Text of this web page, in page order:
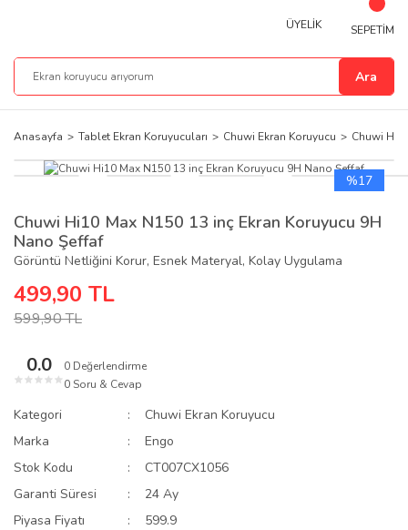
Ara
ÜYELİK SEPETİM
Anasayfa Tablet Ekran Koruyucuları Chuwi Ekran Koruyucu Chuwi
%17
Chuwi Hi10 Max N150 13 inç Ekran Koruyucu 9H
Nano Şeffaf
Görüntü Netliğini Korur, Esnek Materyal, Kolay Uygulama
499,90 TL
599,90 TL
0.0
★ ★ ★ ★ ★
0 Değerlendirme
0 Soru & Cevap
Kategori
Chuwi Ekran Koruyucu
Marka
Engo
Stok Kodu
CT007CX1056
Garanti Süresi
24 Ay
Piyasa Fiyatı
599.9